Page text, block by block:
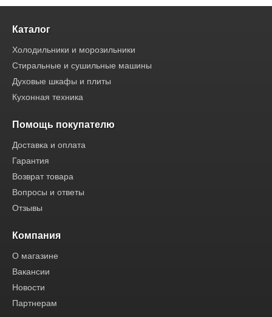
Каталог
Холодильники и морозильники
Стиральные и сушильные машины
Духовые шкафы и плиты
Кухонная техника
Помощь покупателю
Доставка и оплата
Гарантия
Возврат товара
Вопросы и ответы
Отзывы
Компания
О магазине
Вакансии
Новости
Партнерам